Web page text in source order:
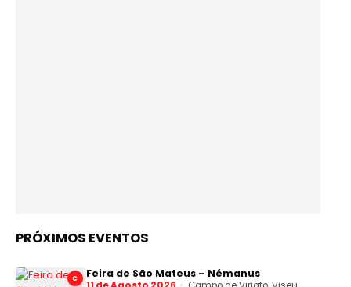
PRÓXIMOS EVENTOS
C Feira de São Mateus – Némanus